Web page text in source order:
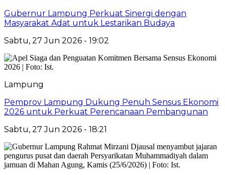
Gubernur Lampung Perkuat Sinergi dengan
Masyarakat Adat untuk Lestarikan Budaya
Sabtu, 27 Jun 2026 - 19:02
Lampung
Pemprov Lampung Dukung Penuh Sensus Ekonomi
2026 untuk Perkuat Perencanaan Pembangunan
Sabtu, 27 Jun 2026 - 18:21